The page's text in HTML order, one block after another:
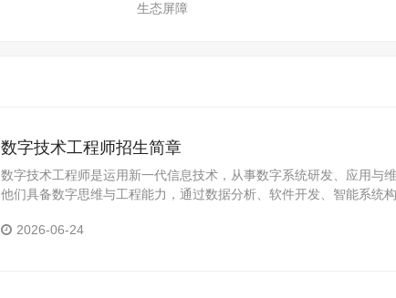
生态屏障
数字技术工程师招生简章
数字技术工程师是运用新一代信息技术，从事数字系统研发、应用与维
他们具备数字思维与工程能力，通过数据分析、软件开发、智能系统
字经济核心竞争力的关键力量。
2026-06-24